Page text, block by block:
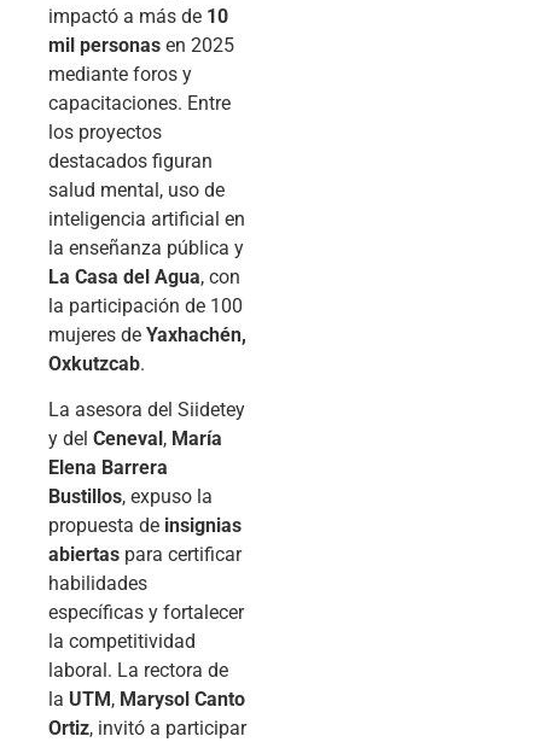
impactó a más de 10
mil personas en 2025
mediante foros y
capacitaciones. Entre
los proyectos
destacados figuran
salud mental, uso de
inteligencia artificial en
la enseñanza pública y
La Casa del Agua, con
la participación de 100
mujeres de Yaxhachén,
Oxkutzcab.
La asesora del Siidetey
y del Ceneval, María
Elena Barrera
Bustillos, expuso la
propuesta de insignias
abiertas para certificar
habilidades
específicas y fortalecer
la competitividad
laboral. La rectora de
la UTM, Marysol Canto
Ortiz, invitó a participar